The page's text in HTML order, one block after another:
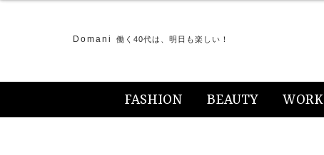
Domani 働く40代は、明日も楽しい！
FASHION BEAUTY WORK